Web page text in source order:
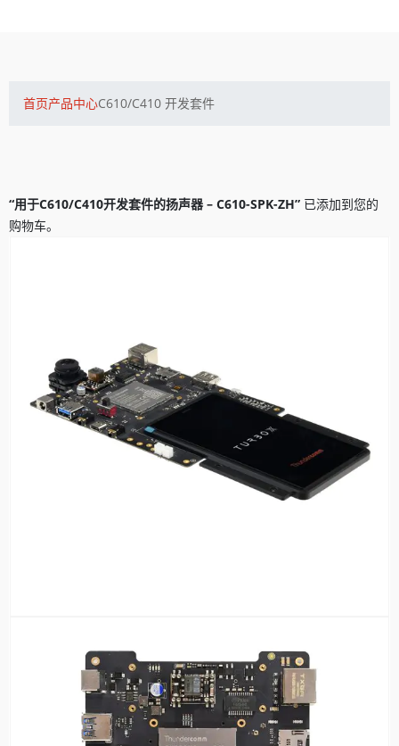
首页产品中心C610/C410 开发套件
“用于C610/C410开发套件的扬声器 – C610-SPK-ZH” 已添加到您的
购物车。